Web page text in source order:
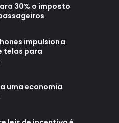
30% o imposto
impulsiona
telas para
uma economia